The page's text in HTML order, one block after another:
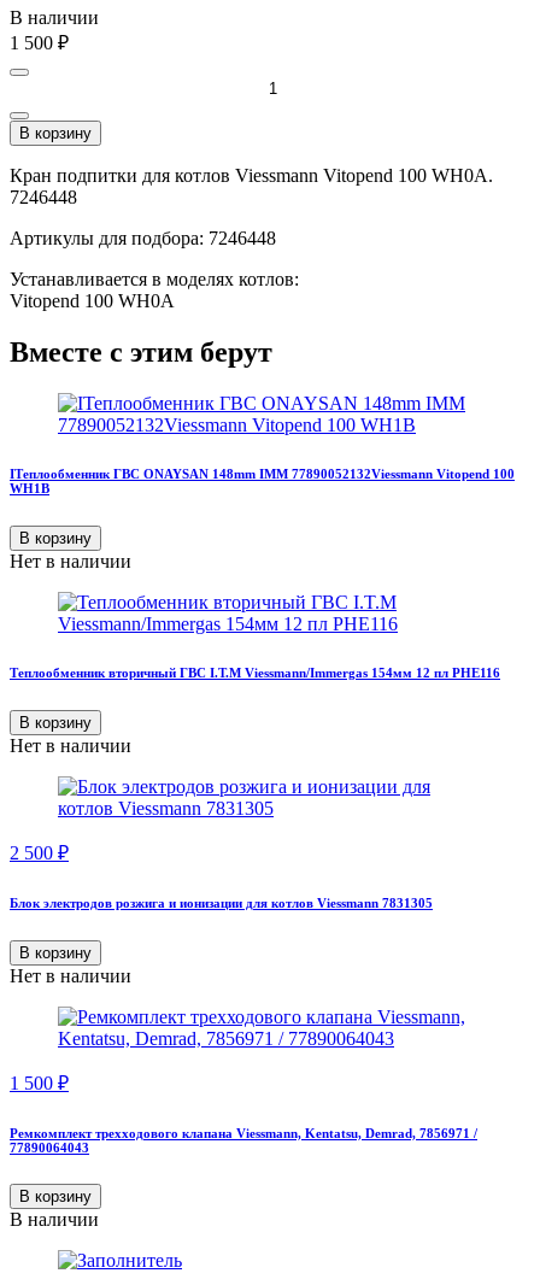
В наличии
1 500 ₽
В корзину
Кран подпитки для котлов Viessmann Vitopend 100 WH0A.
7246448
Артикулы для подбора: 7246448
Устанавливается в моделях котлов:
Vitopend 100 WH0A
Вместе с этим берут
IТеплообменник ГВС ONAYSAN 148mm IMM 77890052132Viessmann Vitopend 100
WH1B
В корзину
Нет в наличии
Теплообменник вторичный ГВС I.T.M Viessmann/Immergas 154мм 12 пл PHE116
В корзину
Нет в наличии
2 500 ₽
Блок электродов розжига и ионизации для котлов Viessmann 7831305
В корзину
Нет в наличии
1 500 ₽
Ремкомплект трехходового клапана Viessmann, Kentatsu, Demrad, 7856971 /
77890064043
В корзину
В наличии